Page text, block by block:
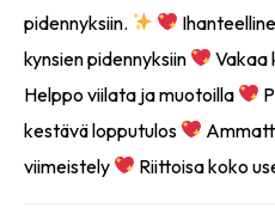
pidennyksiin.
kynsien pidennyksiin
Vakaa
Helppo viilata ja muotoilla
kestävä lopputulos
viimeistely
Riittoisa koko